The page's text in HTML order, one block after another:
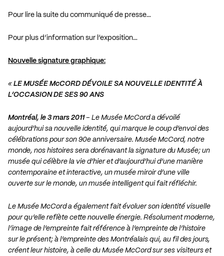
Pour lire la suite du communiqué de presse…
Pour plus d’information sur l’exposition…
Nouvelle signature graphique:
« LE MUSÉE McCORD DÉVOILE SA NOUVELLE IDENTITÉ À
L’OCCASION DE SES 90 ANS
Montréal, le 3 mars 2011– Le Musée McCord a dévoilé
aujourd’hui sa nouvelle identité, qui marque le coup d’envoi des
célébrations pour son 90e anniversaire. Musée McCord, notre
monde, nos histoires sera dorénavant la signature du Musée; un
musée qui célèbre la vie d’hier et d’aujourd’hui d’une manière
contemporaine et interactive, un musée miroir d’une ville
ouverte sur le monde, un musée intelligent qui fait réfléchir.
Le Musée McCord a également fait évoluer son identité visuelle
pour qu’elle reflète cette nouvelle énergie. Résolument moderne,
l’image de l’empreinte fait référence à l’empreinte de l’histoire
sur le présent; à l’empreinte des Montréalais qui, au fil des jours,
créent leur histoire, à celle du Musée McCord sur ses visiteurs et